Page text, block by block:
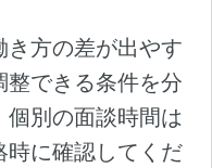
方の差が出やす
できる条件を分
別の面談時間は
に確認してくだ